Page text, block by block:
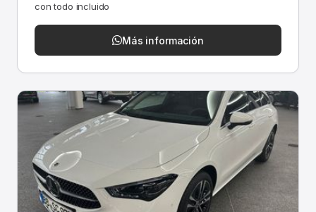
con todo incluido
Más información